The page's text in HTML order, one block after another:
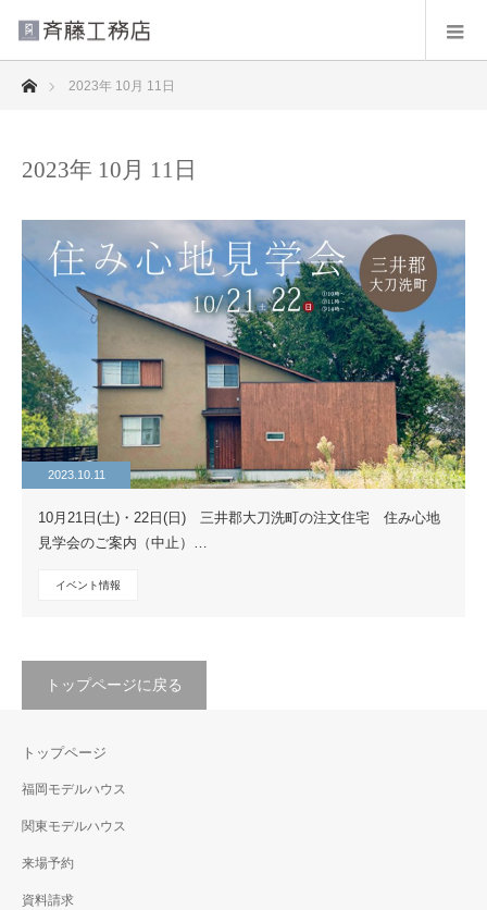
ホーム2023年 10月 11日
2023年 10月 11日
2023.10.11
10月21日(土)・22日(日) 三井郡大刀洗町の注文住宅 住み心地
見学会のご案内（中止）…
イベント情報
トップページに戻る
トップページ
福岡モデルハウス
関東モデルハウス
来場予約
資料請求